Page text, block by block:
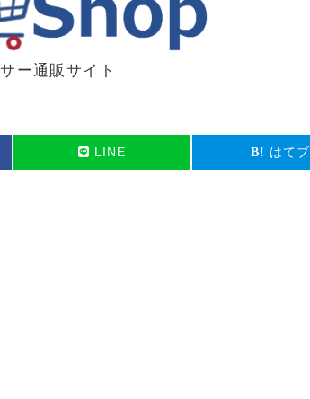
ー通販サイト
LINE はてブ